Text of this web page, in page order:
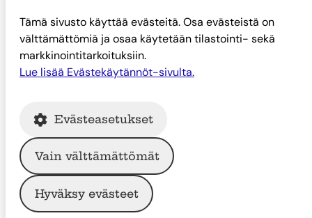
Talous
Yhteystiedot
Tietoa Suonenjoesta
Tietoa Suonenjoesta
© Suonenjoen kaupunki
Intranet
Tietosuoja
Evästekäytännöt
Tämä sivusto käyttää evästeitä. Osa evästeistä on
välttämättömiä ja osaa käytetään tilastointi- sekä
markkinointitarkoituksiin.
Lue lisää Evästekäytännöt-sivulta.
Evästeasetukset
Vain välttämättömät
Hyväksy evästeet